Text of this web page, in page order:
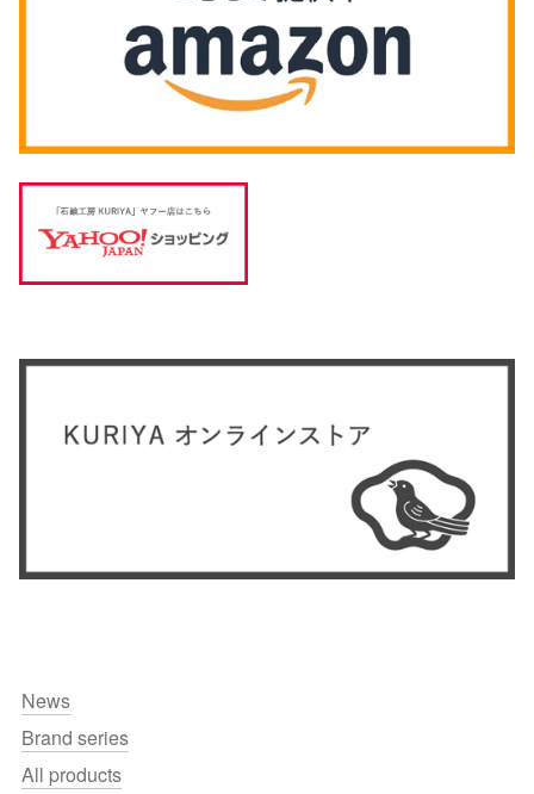
News
Brand series
All products